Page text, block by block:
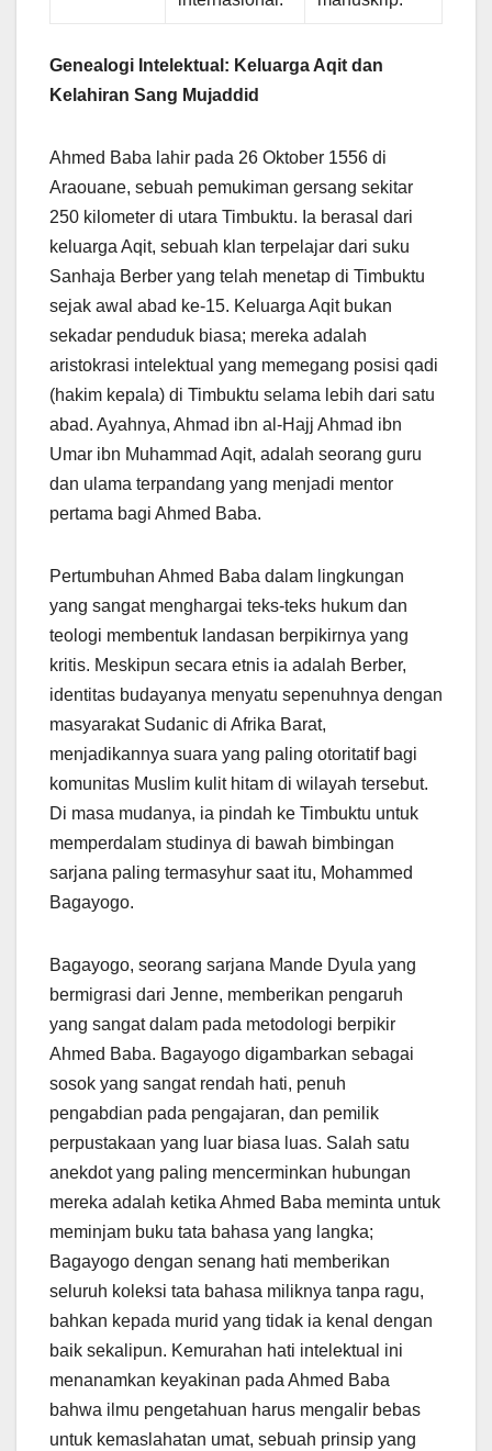
Genealogi Intelektual: Keluarga Aqit dan
Kelahiran Sang Mujaddid
Ahmed Baba lahir pada 26 Oktober 1556 di
Araouane, sebuah pemukiman gersang sekitar
250 kilometer di utara Timbuktu. Ia berasal dari
keluarga Aqit, sebuah klan terpelajar dari suku
Sanhaja Berber yang telah menetap di Timbuktu
sejak awal abad ke-15. Keluarga Aqit bukan
sekadar penduduk biasa; mereka adalah
aristokrasi intelektual yang memegang posisi qadi
(hakim kepala) di Timbuktu selama lebih dari satu
abad. Ayahnya, Ahmad ibn al-Hajj Ahmad ibn
Umar ibn Muhammad Aqit, adalah seorang guru
dan ulama terpandang yang menjadi mentor
pertama bagi Ahmed Baba.
Pertumbuhan Ahmed Baba dalam lingkungan
yang sangat menghargai teks-teks hukum dan
teologi membentuk landasan berpikirnya yang
kritis. Meskipun secara etnis ia adalah Berber,
identitas budayanya menyatu sepenuhnya dengan
masyarakat Sudanic di Afrika Barat,
menjadikannya suara yang paling otoritatif bagi
komunitas Muslim kulit hitam di wilayah tersebut.
Di masa mudanya, ia pindah ke Timbuktu untuk
memperdalam studinya di bawah bimbingan
sarjana paling termasyhur saat itu, Mohammed
Bagayogo.
Bagayogo, seorang sarjana Mande Dyula yang
bermigrasi dari Jenne, memberikan pengaruh
yang sangat dalam pada metodologi berpikir
Ahmed Baba. Bagayogo digambarkan sebagai
sosok yang sangat rendah hati, penuh
pengabdian pada pengajaran, dan pemilik
perpustakaan yang luar biasa luas. Salah satu
anekdot yang paling mencerminkan hubungan
mereka adalah ketika Ahmed Baba meminta untuk
meminjam buku tata bahasa yang langka;
Bagayogo dengan senang hati memberikan
seluruh koleksi tata bahasa miliknya tanpa ragu,
bahkan kepada murid yang tidak ia kenal dengan
baik sekalipun. Kemurahan hati intelektual ini
menanamkan keyakinan pada Ahmed Baba
bahwa ilmu pengetahuan harus mengalir bebas
untuk kemaslahatan umat, sebuah prinsip yang